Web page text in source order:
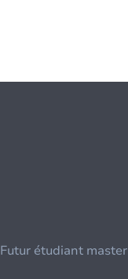
Futur étudiant master